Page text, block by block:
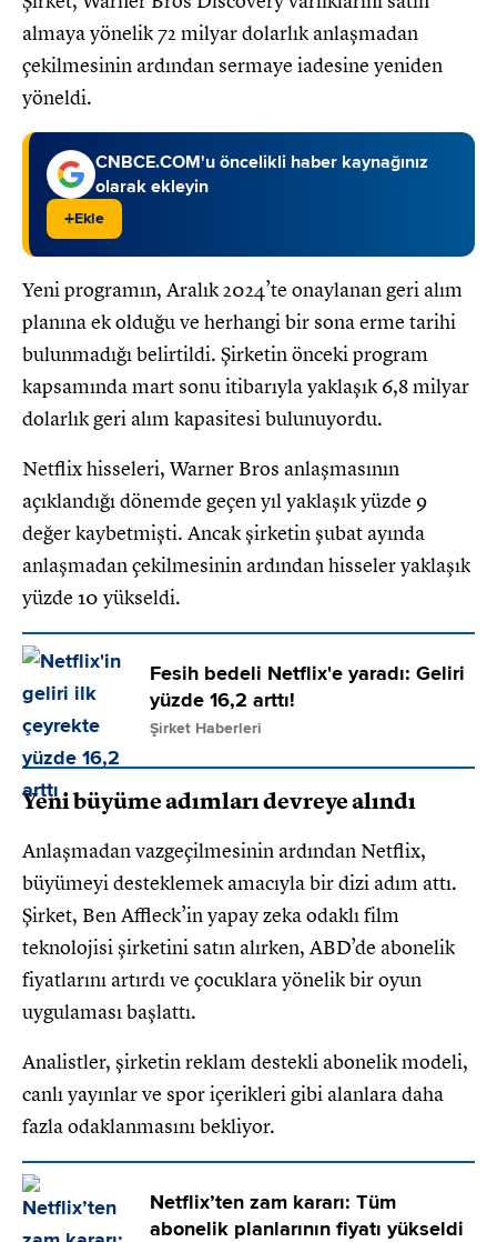
almaya yönelik 72 milyar dolarlık anlaşmadan
çekilmesinin ardından sermaye iadesine yeniden
yöneldi.
CNBCE.COM'u öncelikli haber kaynağınız
olarak ekleyin
+Ekle
Yeni programın, Aralık 2024’te onaylanan geri alım
planına ek olduğu ve herhangi bir sona erme tarihi
bulunmadığı belirtildi. Şirketin önceki program
kapsamında mart sonu itibarıyla yaklaşık 6,8 milyar
dolarlık geri alım kapasitesi bulunuyordu.
Netflix hisseleri, Warner Bros anlaşmasının
açıklandığı dönemde geçen yıl yaklaşık yüzde 9
değer kaybetmişti. Ancak şirketin şubat ayında
anlaşmadan çekilmesinin ardından hisseler yaklaşık
yüzde 10 yükseldi.
Fesih bedeli Netflix'e yaradı: Geliri
yüzde 16,2 arttı!
Şirket Haberleri
Yeni büyüme adımları devreye alındı
Anlaşmadan vazgeçilmesinin ardından Netflix,
büyümeyi desteklemek amacıyla bir dizi adım attı.
Şirket, Ben Affleck’in yapay zeka odaklı film
teknolojisi şirketini satın alırken, ABD’de abonelik
fiyatlarını artırdı ve çocuklara yönelik bir oyun
uygulaması başlattı.
Analistler, şirketin reklam destekli abonelik modeli,
canlı yayınlar ve spor içerikleri gibi alanlara daha
fazla odaklanmasını bekliyor.
Netflix’ten zam kararı: Tüm
abonelik planlarının fiyatı yükseldi